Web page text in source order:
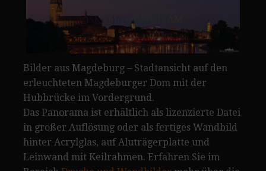
Bilder aus Magdeburg – Stadtansicht auf den
erleuchteten Magdeburger Dom mit der
Hubbrücke im Vordergrund.
Das Panorama ist erhältlich als lizenzierte Datei
in großer Auflösung oder als fertiges Wandbild
hinter Acrylglas, auf Aluträgerplatte und
Leinwand mit Keilrahmen. Erfahren Sie im